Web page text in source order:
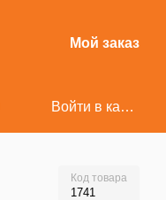
Мой заказ
Войти в кабинет
Код товара
1741